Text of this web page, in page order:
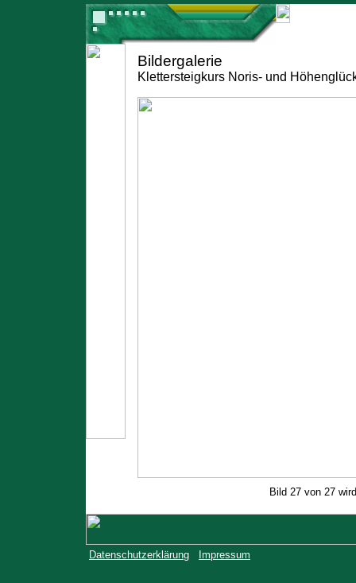
Bildergalerie
Klettersteigkurs Noris- und
Bild 27 von 27
Datenschutzerklärung Impressum